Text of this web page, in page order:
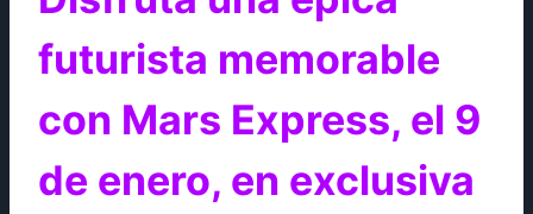
futurista memorable
con Mars Express, el 9
de enero, en exclusiva